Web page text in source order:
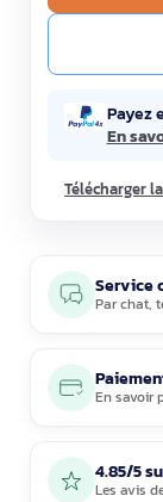
Payez
En
Télécharger
Service
Parchat,
En savoir
4.85/5
Les avis